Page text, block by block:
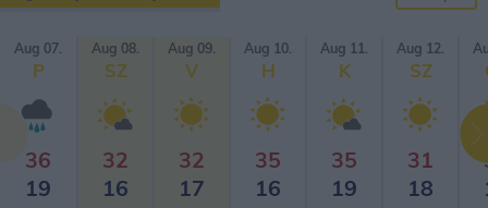
Aug 07.
P
36
19
Aug 08.
SZ
32
16
Aug 09.
V
32
17
Aug 10.
H
35
16
Aug 11.
K
35
19
Aug 12.
SZ
31
18